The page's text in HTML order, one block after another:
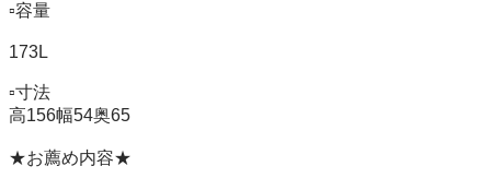
▫️容量
173L
▫️寸法
高156幅54奥65
★お薦め内容★